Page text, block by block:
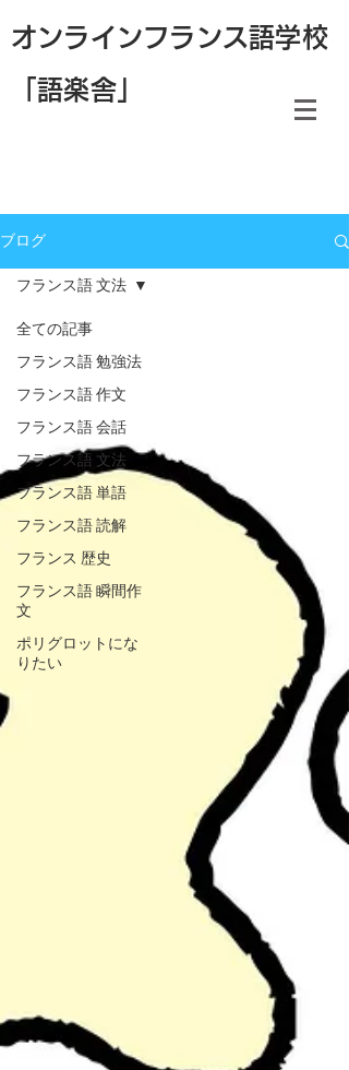
オンラインフランス語学校
「語楽舎」
ブログ
全ての記事
フランス語 勉強法
フランス語 作文
フランス語 会話
フランス語 文法
フランス語 単語
フランス語 読解
フランス 歴史
フランス語 瞬間作
文
ポリグロットにな
りたい
フランス語 文法